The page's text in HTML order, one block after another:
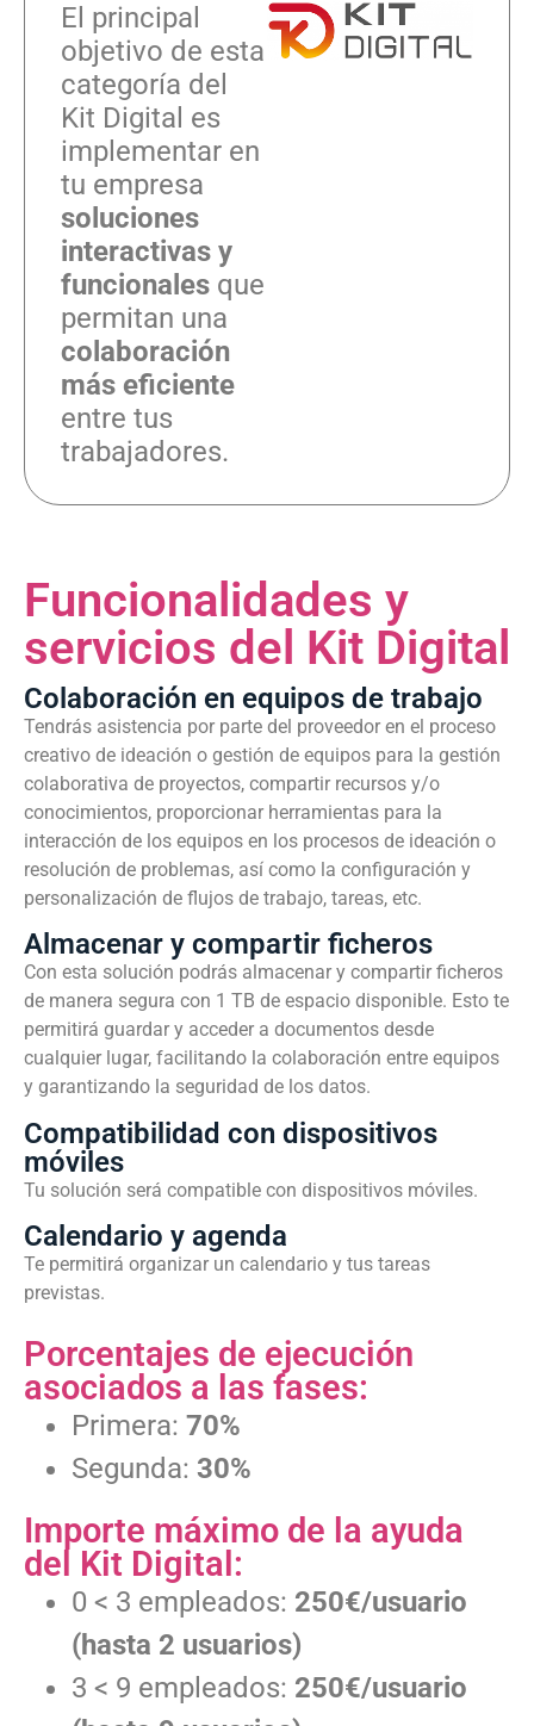
El principal
objetivo de esta
categoría del
Kit Digital es
implementar en
tu empresa
soluciones
interactivas y
funcionales que
permitan una
colaboración
más eficiente
entre tus
trabajadores.
Funcionalidades y
servicios del Kit Digital
Colaboración en equipos de trabajo
Tendrás asistencia por parte del proveedor en el proceso
creativo de ideación o gestión de equipos para la gestión
colaborativa de proyectos, compartir recursos y/o
conocimientos, proporcionar herramientas para la
interacción de los equipos en los procesos de ideación o
resolución de problemas, así como la configuración y
personalización de flujos de trabajo, tareas, etc.
Almacenar y compartir ficheros
Con esta solución podrás almacenar y compartir ficheros
de manera segura con 1 TB de espacio disponible. Esto te
permitirá guardar y acceder a documentos desde
cualquier lugar, facilitando la colaboración entre equipos
y garantizando la seguridad de los datos.
Compatibilidad con dispositivos
móviles
Tu solución será compatible con dispositivos móviles.
Calendario y agenda
Te permitirá organizar un calendario y tus tareas
previstas.
Porcentajes de ejecución
asociados a las fases:
Primera: 70%
Segunda: 30%
Importe máximo de la ayuda
del Kit Digital:
0 < 3 empleados: 250€/usuario
(hasta 2 usuarios)
3 < 9 empleados: 250€/usuario